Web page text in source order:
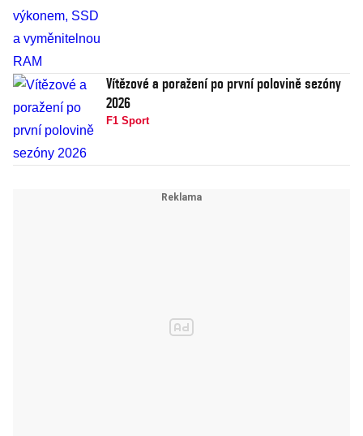
Vítězové a poražení po první polovině sezóny
2026
F1 Sport